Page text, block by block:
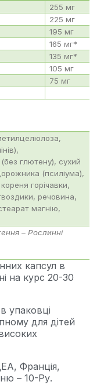
255 мг
225 мг
195 мг
165 мг*
135 мг*
105 мг
75 мг
глютену), сухий
(псиліума),
горічавки,
речовина,
магнію,
– Рослинні
капсул в
на курс 20-30
упаковці
для дітей
Франція,
– 10-Ру.